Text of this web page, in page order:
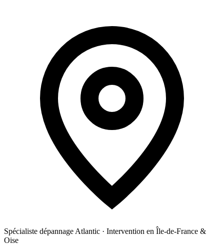
Spécialiste dépannage Atlantic · Intervention en Île-de-France &
Oise